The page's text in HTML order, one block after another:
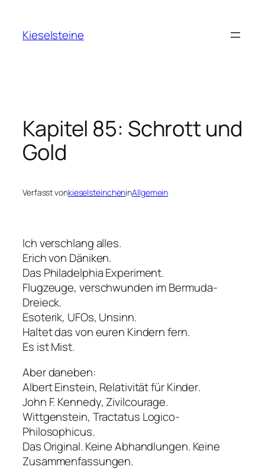
springen
Kieselsteine
Kapitel 85: Schrott und
Gold
Verfasst vonkieselsteincheninAllgemein
Ich verschlang alles.
Erich von Däniken.
Das Philadelphia Experiment.
Flugzeuge, verschwunden im Bermuda-
Dreieck.
Esoterik, UFOs, Unsinn.
Haltet das von euren Kindern fern.
Es ist Mist.
Aber daneben:
Albert Einstein, Relativität für Kinder.
John F. Kennedy, Zivilcourage.
Wittgenstein, Tractatus Logico-
Philosophicus.
Das Original. Keine Abhandlungen. Keine
Zusammenfassungen.